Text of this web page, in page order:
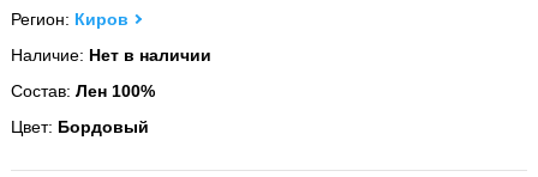
Регион: Киров
Наличие: Нет в наличии
Состав: Лен 100%
Цвет: Бордовый